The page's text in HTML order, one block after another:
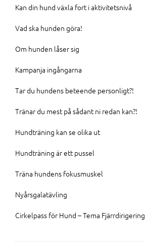
Kan din hund växla fort i aktivitetsnivå
Vad ska hunden göra!
Om hunden låser sig
Kampanja ingångarna
Tar du hundens beteende personligt?!
Tränar du mest på sådant ni redan kan?!
Hundträning kan se olika ut
Hundträning är ett pussel
Träna hundens fokusmuskel
Nyårsgalatävling
Cirkelpass för Hund – Tema Fjärrdirigering